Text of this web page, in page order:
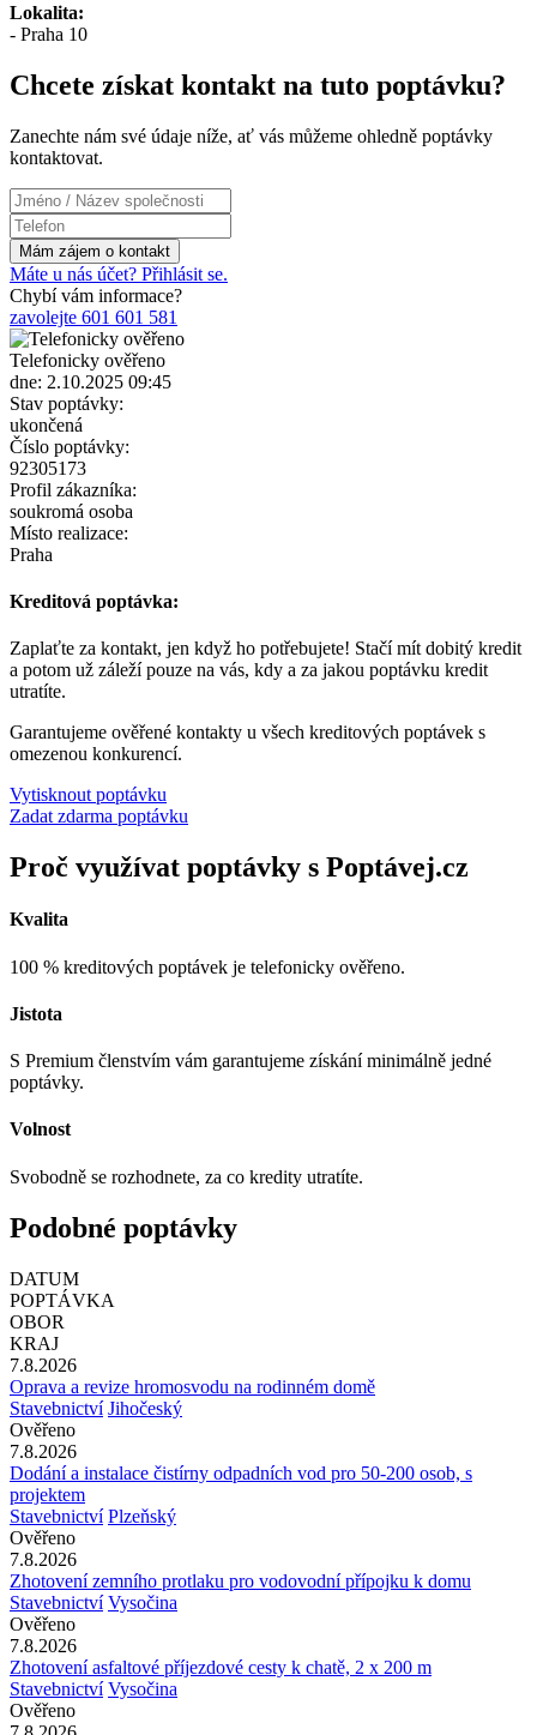
Lokalita:
- Praha 10
Chcete získat kontakt na tuto poptávku?
Zanechte nám své údaje níže, ať vás můžeme ohledně poptávky
kontaktovat.
Máte u nás účet? Přihlásit se.
Chybí vám informace?
zavolejte 601 601 581
Telefonicky ověřeno
dne: 2.10.2025 09:45
Stav poptávky:
ukončená
Číslo poptávky:
92305173
Profil zákazníka:
soukromá osoba
Místo realizace:
Praha
Kreditová poptávka:
Zaplaťte za kontakt, jen když ho potřebujete! Stačí mít dobitý kredit
a potom už záleží pouze na vás, kdy a za jakou poptávku kredit
utratíte.
Garantujeme ověřené kontakty u všech kreditových poptávek s
omezenou konkurencí.
Vytisknout poptávku
Zadat zdarma poptávku
Proč využívat poptávky s Poptávej.cz
Kvalita
100 % kreditových poptávek je telefonicky ověřeno.
Jistota
S Premium členstvím vám garantujeme získání minimálně jedné
poptávky.
Volnost
Svobodně se rozhodnete, za co kredity utratíte.
Podobné poptávky
DATUM
POPTÁVKA
OBOR
KRAJ
7.8.2026
Oprava a revize hromosvodu na rodinném domě
Stavebnictví Jihočeský
Ověřeno
7.8.2026
Dodání a instalace čistírny odpadních vod pro 50-200 osob, s
projektem
Stavebnictví Plzeňský
Ověřeno
7.8.2026
Zhotovení zemního protlaku pro vodovodní přípojku k domu
Stavebnictví Vysočina
Ověřeno
7.8.2026
Zhotovení asfaltové příjezdové cesty k chatě, 2 x 200 m
Stavebnictví Vysočina
Ověřeno